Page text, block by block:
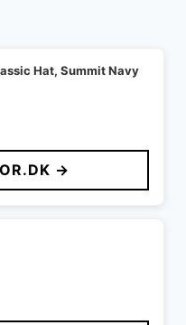
Hat, Summit Navy
→